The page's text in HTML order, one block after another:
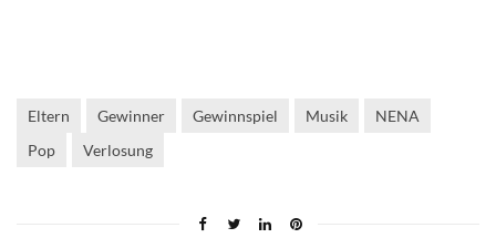
Eltern Gewinner Gewinnspiel Musik
NENA
Pop
Verlosung